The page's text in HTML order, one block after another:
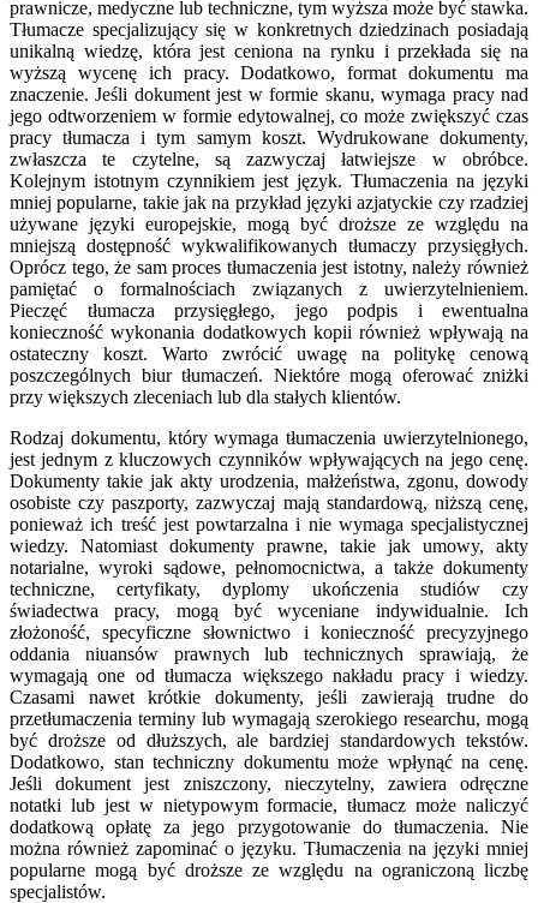
prawnicze, medyczne lub techniczne, tym wyższa może być stawka.
Tłumacze specjalizujący się w konkretnych dziedzinach posiadają
unikalną wiedzę, która jest ceniona na rynku i przekłada się na
wyższą wycenę ich pracy. Dodatkowo, format dokumentu ma
znaczenie. Jeśli dokument jest w formie skanu, wymaga pracy nad
jego odtworzeniem w formie edytowalnej, co może zwiększyć czas
pracy tłumacza i tym samym koszt. Wydrukowane dokumenty,
zwłaszcza te czytelne, są zazwyczaj łatwiejsze w obróbce.
Kolejnym istotnym czynnikiem jest język. Tłumaczenia na języki
mniej popularne, takie jak na przykład języki azjatyckie czy rzadziej
używane języki europejskie, mogą być droższe ze względu na
mniejszą dostępność wykwalifikowanych tłumaczy przysięgłych.
Oprócz tego, że sam proces tłumaczenia jest istotny, należy również
pamiętać o formalnościach związanych z uwierzytelnieniem.
Pieczęć tłumacza przysięgłego, jego podpis i ewentualna
konieczność wykonania dodatkowych kopii również wpływają na
ostateczny koszt. Warto zwrócić uwagę na politykę cenową
poszczególnych biur tłumaczeń. Niektóre mogą oferować zniżki
przy większych zleceniach lub dla stałych klientów.
Rodzaj dokumentu, który wymaga tłumaczenia uwierzytelnionego,
jest jednym z kluczowych czynników wpływających na jego cenę.
Dokumenty takie jak akty urodzenia, małżeństwa, zgonu, dowody
osobiste czy paszporty, zazwyczaj mają standardową, niższą cenę,
ponieważ ich treść jest powtarzalna i nie wymaga specjalistycznej
wiedzy. Natomiast dokumenty prawne, takie jak umowy, akty
notarialne, wyroki sądowe, pełnomocnictwa, a także dokumenty
techniczne, certyfikaty, dyplomy ukończenia studiów czy
świadectwa pracy, mogą być wyceniane indywidualnie. Ich
złożoność, specyficzne słownictwo i konieczność precyzyjnego
oddania niuansów prawnych lub technicznych sprawiają, że
wymagają one od tłumacza większego nakładu pracy i wiedzy.
Czasami nawet krótkie dokumenty, jeśli zawierają trudne do
przetłumaczenia terminy lub wymagają szerokiego researchu, mogą
być droższe od dłuższych, ale bardziej standardowych tekstów.
Dodatkowo, stan techniczny dokumentu może wpłynąć na cenę.
Jeśli dokument jest zniszczony, nieczytelny, zawiera odręczne
notatki lub jest w nietypowym formacie, tłumacz może naliczyć
dodatkową opłatę za jego przygotowanie do tłumaczenia. Nie
można również zapominać o języku. Tłumaczenia na języki mniej
popularne mogą być droższe ze względu na ograniczoną liczbę
specjalistów.